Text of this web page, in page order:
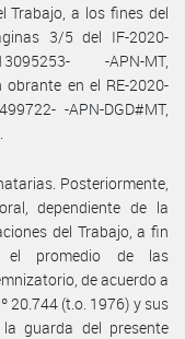
Trabajo, a los fines del
3/5 del IF-2020-
-APN-MT,
en el RE-2020-
-APN-DGD#MT,
Posteriormente,
dependiente de la
del Trabajo, a fin
el promedio de las
de acuerdo a
20.744 (t.o. 1976) y sus
guarda del presente